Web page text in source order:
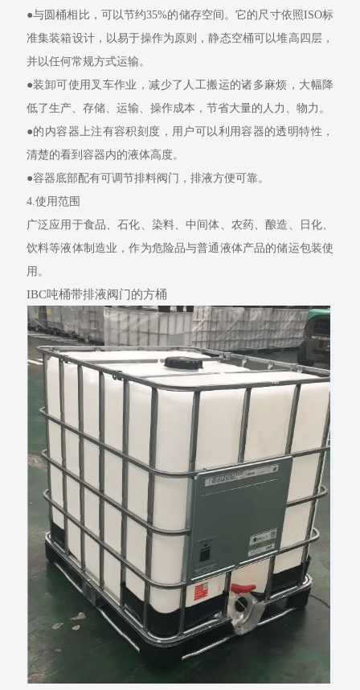
●与圆桶相比，可以节约35%的储存空间。它的尺寸依照ISO标
准集装箱设计，以易于操作为原则，静态空桶可以堆高四层，
并以任何常规方式运输。
●装卸可使用叉车作业，减少了人工搬运的诸多麻烦，大幅降
低了生产、存储、运输、操作成本，节省大量的人力、物力。
●的内容器上注有容积刻度，用户可以利用容器的透明特性，
清楚的看到容器内的液体高度。
●容器底部配有可调节排料阀门，排液方便可靠。
4. 使用范围
广泛应用于食品、石化、染料、中间体、农药、酿造、日化、
饮料等液体制造业，作为危险品与普通液体产品的储运包装使
用。
IBC吨桶带排液阀门的方桶